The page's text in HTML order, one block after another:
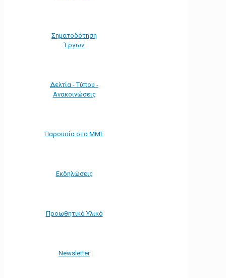
Σηματοδότηση
Έργων
Δελτία - Τύπου -
Ανακοινώσεις
Παρουσία στα ΜΜΕ
Εκδηλώσεις
Προωθητικό Υλικό
Νewsletter